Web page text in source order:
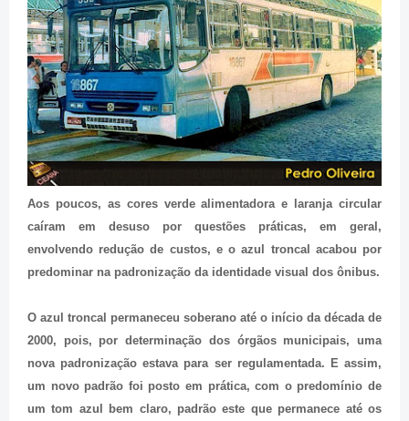
Aos poucos, as cores verde alimentadora e laranja circular
caíram em desuso por questões práticas, em geral,
envolvendo redução de custos, e o azul troncal acabou por
predominar na padronização da identidade visual dos ônibus.
O azul troncal permaneceu soberano até o início da década de
2000, pois, por determinação dos órgãos municipais, uma
nova padronização estava para ser regulamentada. E assim,
um novo padrão foi posto em prática, com o predomínio de
um tom azul bem claro, padrão este que permanece até os